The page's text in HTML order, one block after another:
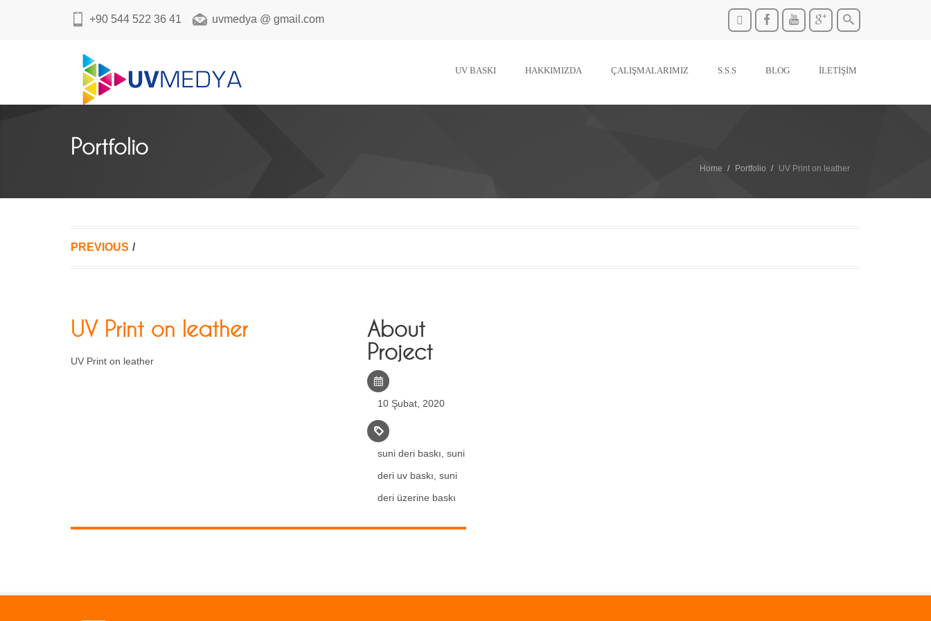
+90 544 522 36 41 uvmedya @ gmail.com
UV BASKI HAKKIMIZDA ÇALIŞMALARIMIZ S.S.S BLOG İLETİŞİM
Portfolio
Home Portfolio UV Print on leather
PREVIOUS /
UV Print on leather
UV Print on leather
About
Project
10 Şubat, 2020
suni deri baskı ,suni
deri uv baskı ,suni
deri üzerine baskı